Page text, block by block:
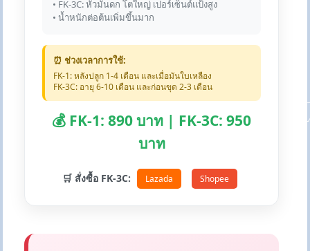
• FK-3C: หัวมันดก โตใหญ่ เปอร์เซ็นต์แป้งสูง
• น้ำหนักต่อต้นเพิ่มขึ้นมาก
⏰ ช่วงเวลาการใช้:
FK-1: หลังปลูก 1-4 เดือน และเมื่อมันใบเหลือง
FK-3C: อายุ 6-10 เดือน และก่อนขุด 2-3 เดือน
💰 FK-1: 890 บาท | FK-3C: 950
บาท
🛒 สั่งซื้อ FK-3C: Lazada Shopee